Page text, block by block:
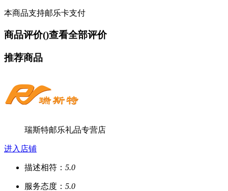
本商品支持邮乐卡支付
商品评价()查看全部评价
推荐商品
瑞斯特邮乐礼品专营店
进入店铺
描述相符： 5.0
服务态度： 5.0